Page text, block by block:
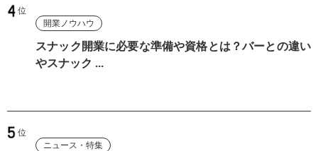
開業ノウハウ
スナック開業に必要な準備や資格とは？バーとの違い
やスナック ...
ニュース・特集